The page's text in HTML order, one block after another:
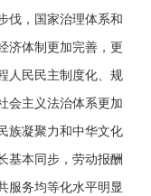
伐，国家治理体系和
济体制更加完善，更
人民民主制度化、规
会主义法治体系更加
族凝聚力和中华文化
基本同步，劳动报酬
服务均等化水平明显